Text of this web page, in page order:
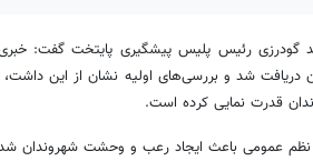
گودرزی رئیس پلیس پیشگیری پایتخت گفت:
دریافت شد و بررسی‌های اولیه نشان از این داشت،
قدرت نمایی کرده است.
نظم عمومی باعث ایجاد رعب و وحشت شهروندان